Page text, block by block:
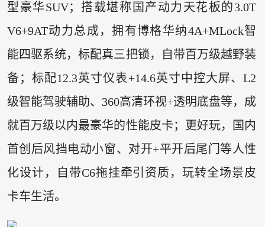
型豪华SUV；搭载堪称国产动力天花板的3.0T
V6+9AT动力总成，拥有博格华纳4A+MLock智
能四驱系统，标配真三把锁，自带百万级越野装
备；标配12.3英寸仪表+14.6英寸中控大屏、L2
级智能驾驶辅助、360高清环视+透明底盘等，成
就百万级以内最豪华的性能皮卡；更好玩，国内
首创后风挡电动小窗、对开+平开后尾门等人性
化设计，自带C6拖挂牵引资质，玩转全场景皮
卡车生活。